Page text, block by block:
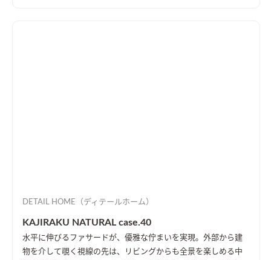
DETAIL HOME（ディテールホーム）
KAJIRAKU NATURAL case.40
水平に伸びるファサードが、優雅な佇まいを実現。外部から建
物を介して覗く視線の先は、リビングからも全景を楽しめる中